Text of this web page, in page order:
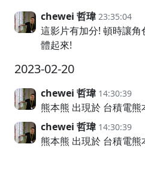
chewei 哲瑋 23:35:04
這影片有加分! 頓時讓
體起來!
2023-02-20
chewei 哲瑋 14:30:39
熊本熊 出現於 台積電熊
chewei 哲瑋 14:30:39
熊本熊 出現於 台積電熊